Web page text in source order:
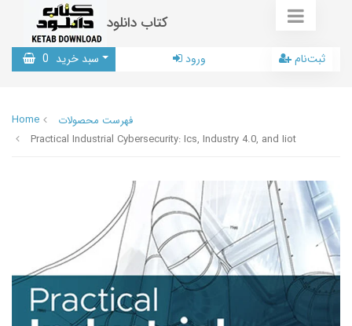
کتاب دانلود
سبد خرید 0 ورود ثبت‌نام
Home
فهرست محصولات
Practical Industrial Cybersecurity: Ics, Industry 4.0, and Iiot